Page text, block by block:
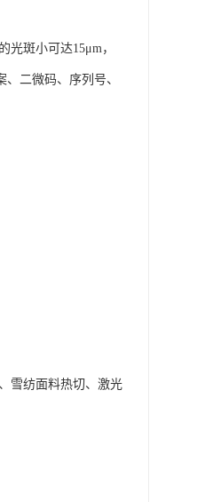
斑小可达15μm，
二微码、序列号、
雪纺面料热切、激光